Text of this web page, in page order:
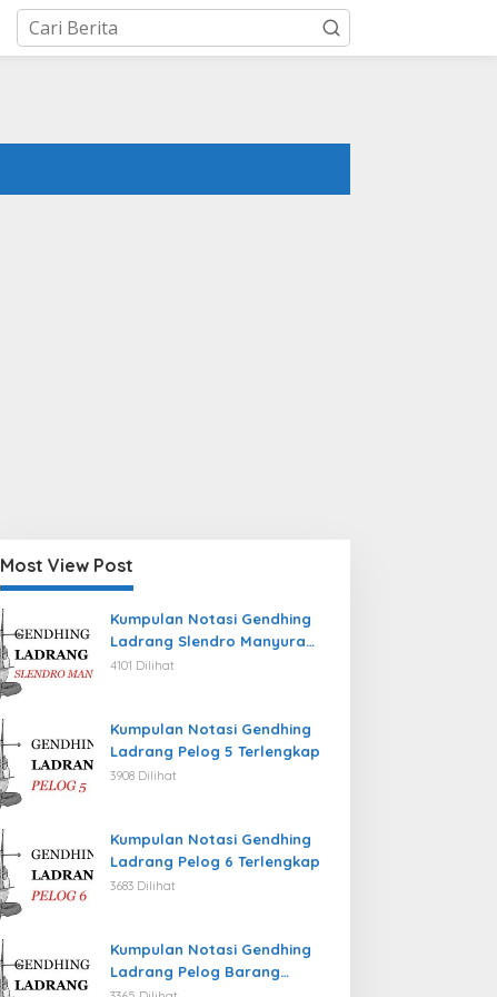
Most View Post
Kumpulan Notasi Gendhing
Ladrang Slendro Manyura
Terlengkap
4101 Dilihat
Kumpulan Notasi Gendhing
Ladrang Pelog 5 Terlengkap
3908 Dilihat
Kumpulan Notasi Gendhing
Ladrang Pelog 6 Terlengkap
3683 Dilihat
Kumpulan Notasi Gendhing
Ladrang Pelog Barang